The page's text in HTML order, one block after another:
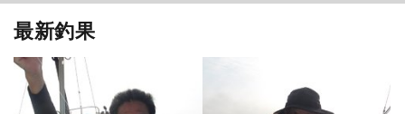
最新釣果